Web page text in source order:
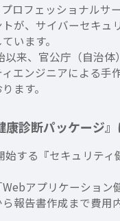
プロフェッショナル
が、サイバーセキュ
います。
以来、官公庁（自治
エンジニアによる手
ます。
診断パッケージ』
始する『セキュリテ
アプリケーショ
報告書作成まで費用